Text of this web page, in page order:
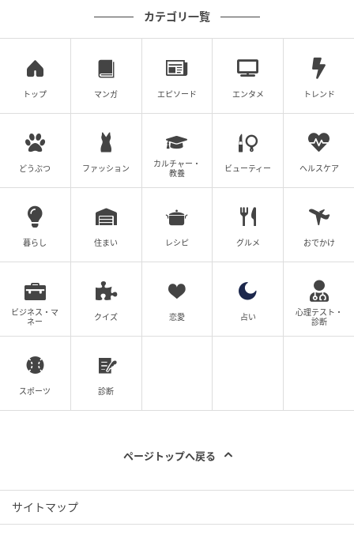
その後、裏返してサイドを開いたら…？
首を立てれば、あっという間に「おとどけサウルス」
よ。
カテゴリ一覧
トップ マンガ エピソード エンタメ トレンド
どうぶつ ファッション
カルチャー・
教養
ビューティー ヘルスケア
暮らし 住まい レシピ グルメ おでかけ
ビジネス・マ
ネー
クイズ 恋愛 占い
心理テスト・
診断
スポーツ 診断
ページトップへ戻る
サイトマップ